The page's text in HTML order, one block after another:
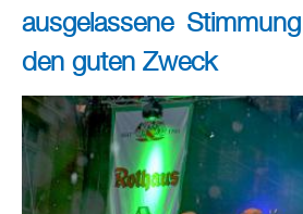
ausgelassene
den guten Zweck